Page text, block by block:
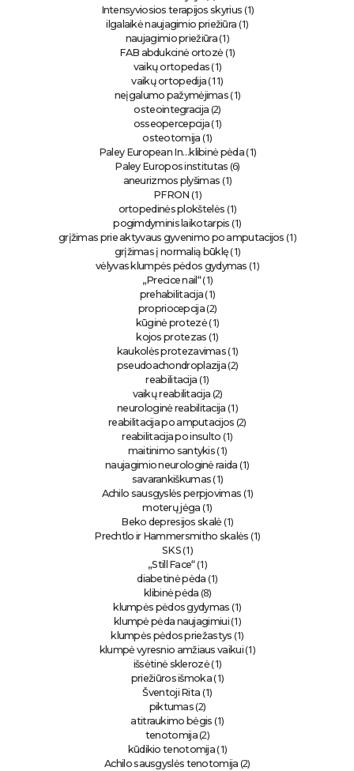
Intensyviosios terapijos skyrius (1)
ilgalaikė naujagimio priežiūra (1)
naujagimio priežiūra(1)
FAB abdukcinė ortozė(1)
vaikų ortopedas (1)
vaikų ortopedija (11)
neįgalumo pažymėjimas (1)
osteointegracija (2)
osseopercepcija (1)
osteotomija (1)
Paley European In…klibinė pėda(1)
Paley Europos institutas (6)
aneurizmos plyšimas (1)
PFRON (1)
ortopedinės plokštelės (1)
pogimdyminis laikotarpis (1)
grįžimas prie aktyvaus gyvenimo po amputacijos (1)
grįžimas į normalią būklę(1)
vėlyvas klumpės pėdos gydymas (1)
„Precice nail“(1)
prehabilitacija (1)
propriocepcija (2)
kūginė protezė(1)
kojos protezas (1)
kaukolės protezavimas (1)
pseudoachondroplazija (2)
reabilitacija (1)
vaikų reabilitacija (2)
neurologinė reabilitacija (1)
reabilitacija po amputacijos (2)
reabilitacija po insulto (1)
maitinimo santykis (1)
naujagimio neurologinė raida (1)
savarankiškumas (1)
Achilo sausgyslės perpjovimas (1)
moterų jėga (1)
Beko depresijos skalė(1)
Prechtlo ir Hammersmitho skalės (1)
SKS(1)
„Still Face“(1)
diabetinė pėda (1)
klibinė pėda (8)
klumpės pėdos gydymas (1)
klumpė pėda naujagimiui(1)
klumpės pėdos priežastys (1)
klumpė vyresnio amžiaus vaikui(1)
išsėtinė sklerozė(1)
priežiūros išmoka(1)
Šventoji Rita (1)
piktumas (2)
atitraukimo bėgis (1)
tenotomija(2)
kūdikio tenotomija (1)
Achilo sausgyslės tenotomija (2)